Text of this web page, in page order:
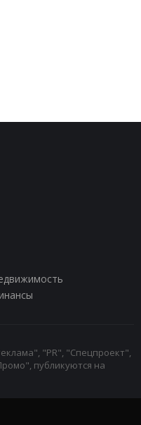
"PR", "Спецпроект",
публикуются на